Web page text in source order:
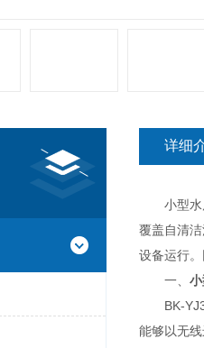
详细
小型水库
覆盖自清
设备运行
一、
BK-
能够以无